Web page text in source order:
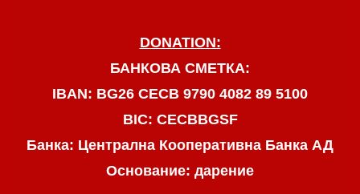
DONATION:
БАНКОВА СМЕТКА:
IBAN: BG26 CECB 9790 4082 89 5100
BIC: CECBBGSF
Банка: Централна Кооперативна Банка АД
Основание: дарение